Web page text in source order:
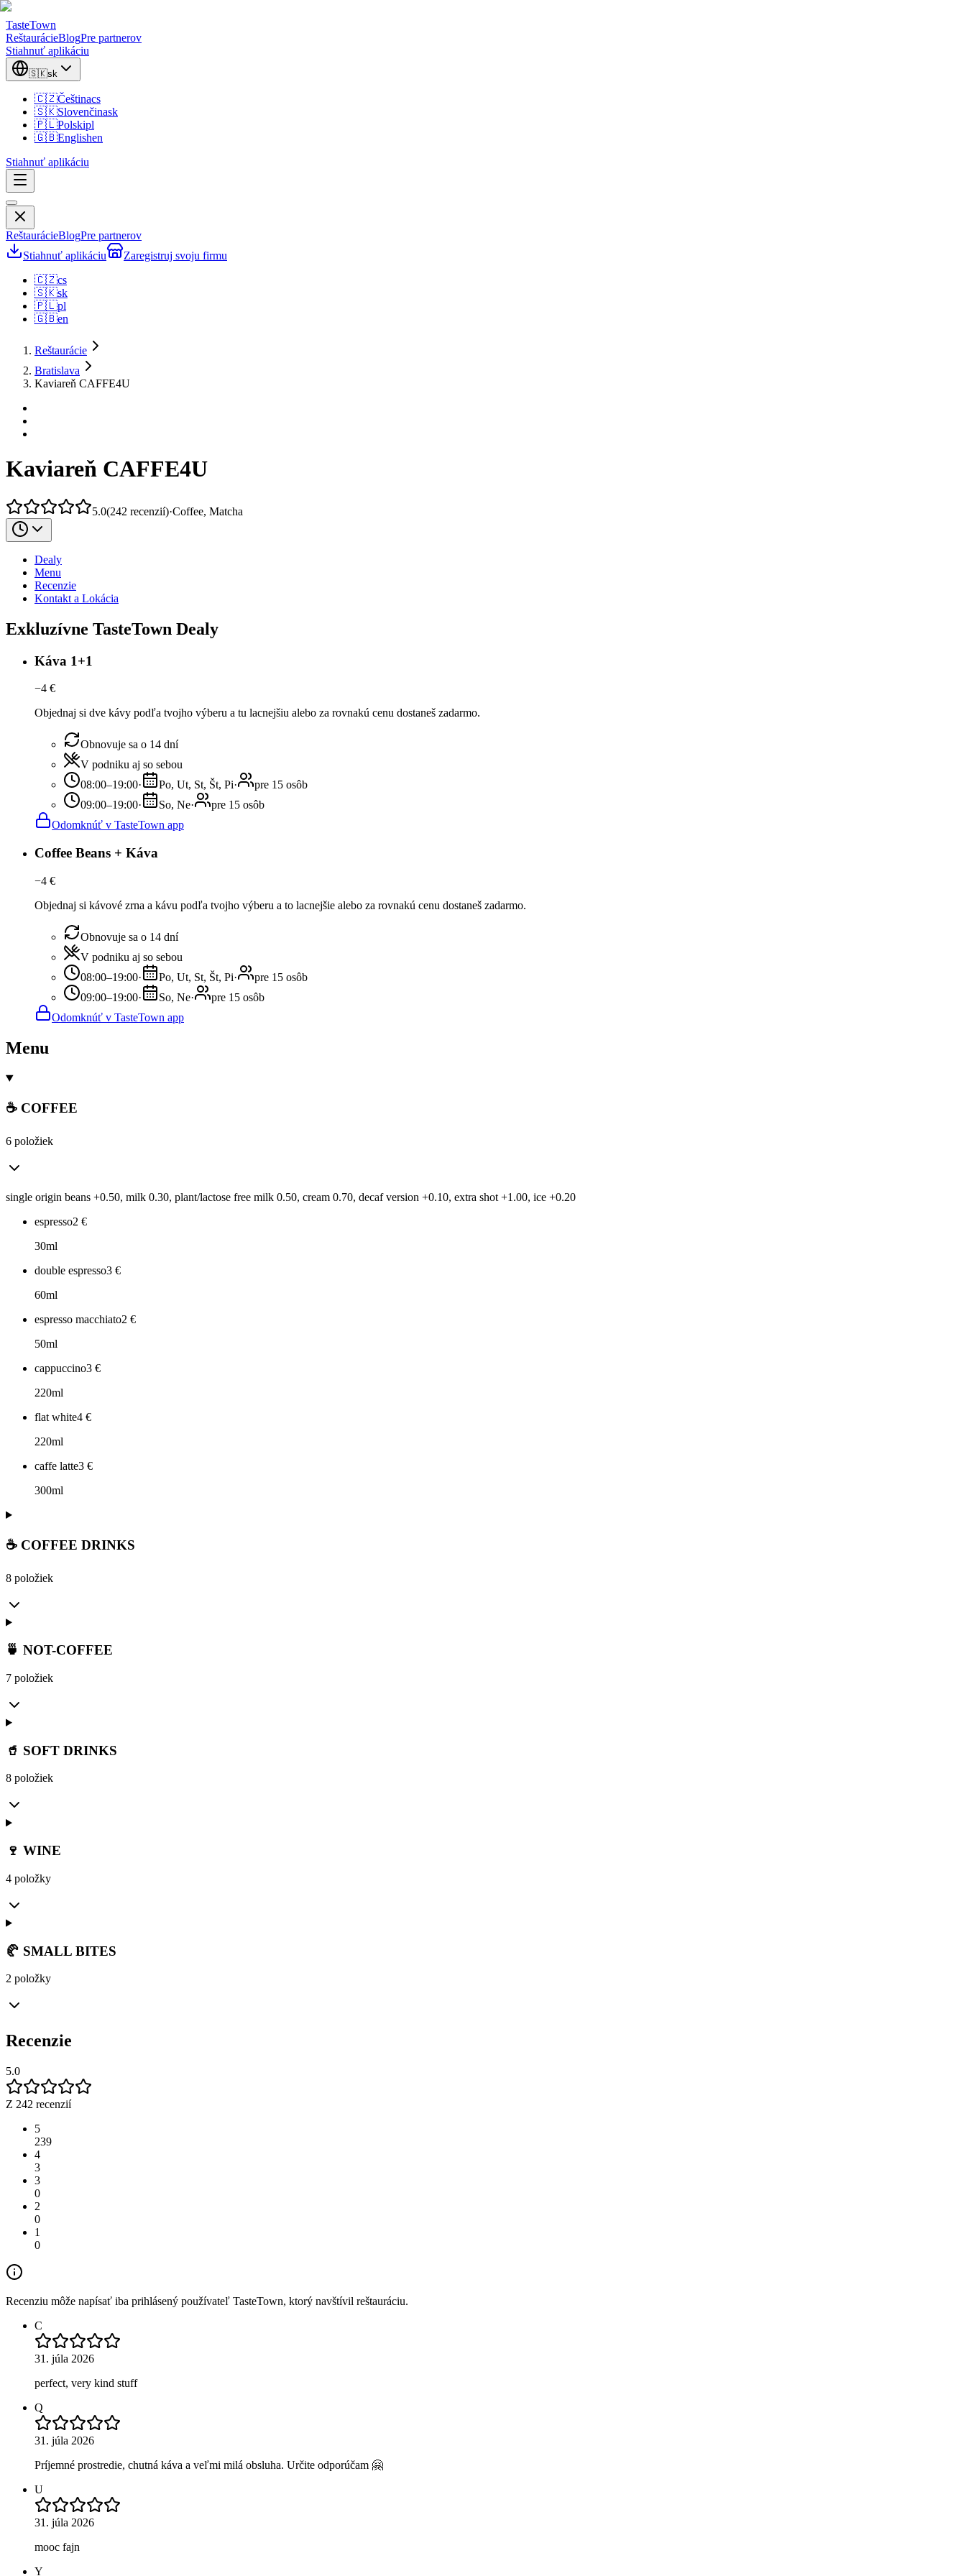
TasteTown
ReštaurácieBlogPre partnerov
Stiahnuť aplikáciu
🇸🇰sk
🇨🇿Češtinacs
🇸🇰Slovenčinask
🇵🇱Polskipl
🇬🇧Englishen
Stiahnuť aplikáciu
ReštaurácieBlogPre partnerov
Stiahnuť aplikáciu
Zaregistruj svoju firmu
🇨🇿cs
🇸🇰sk
🇵🇱pl
🇬🇧en
Reštaurácie
Bratislava
Kaviareň CAFFE4U
Kaviareň CAFFE4U
5.0(242 recenzií)·Coffee, Matcha
Dealy
Menu
Recenzie
Kontakt a Lokácia
Exkluzívne TasteTown Dealy
Káva 1+1
−4 €
Objednaj si dve kávy podľa tvojho výberu a tu lacnejšiu alebo za rovnakú cenu dostaneš zadarmo.
Obnovuje sa o 14 dní
V podniku aj so sebou
08:00–19:00· Po, Ut, St, Št, Pi·
pre 15 osôb
09:00–19:00· So, Ne·
pre 15 osôb
Odomknúť v TasteTown app
Coffee Beans + Káva
−4 €
Objednaj si kávové zrna a kávu podľa tvojho výberu a to lacnejšie alebo za rovnakú cenu dostaneš zadarmo.
Obnovuje sa o 14 dní
V podniku aj so sebou
08:00–19:00· Po, Ut, St, Št, Pi·
pre 15 osôb
09:00–19:00· So, Ne·
pre 15 osôb
Odomknúť v TasteTown app
Menu
☕ COFFEE
6 položiek
single origin beans +0.50, milk 0.30, plant/lactose free milk 0.50, cream 0.70, decaf version +0.10, extra shot +1.00, ice +0.20
espresso2 €
30ml
double espresso3 €
60ml
espresso macchiato2 €
50ml
cappuccino3 €
220ml
flat white4 €
220ml
caffe latte3 €
300ml
☕ COFFEE DRINKS
8 položiek
🍵 NOT-COFFEE
7 položiek
🥤 SOFT DRINKS
8 položiek
🍷 WINE
4 položky
🥐 SMALL BITES
2 položky
Recenzie
5.0
Z 242 recenzií
5
239
4
3
3
0
2
0
1
0
Recenziu môže napísať iba prihlásený používateľ TasteTown, ktorý navštívil reštauráciu.
C
31. júla 2026
perfect, very kind stuff
Q
31. júla 2026
Príjemné prostredie, chutná káva a veľmi milá obsluha. Určite odporúčam 🤗
U
31. júla 2026
mooc fajn
Y